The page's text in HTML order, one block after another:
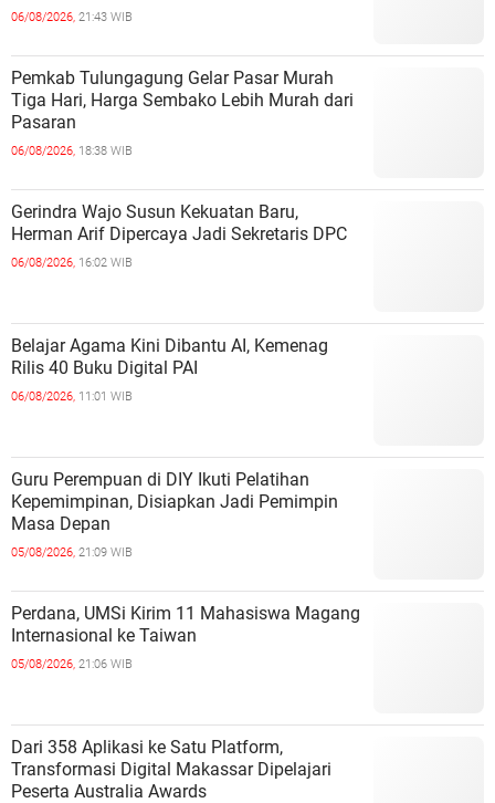
06/08/2026, 21:43 WIB
Pemkab Tulungagung Gelar Pasar Murah
Tiga Hari, Harga Sembako Lebih Murah dari
Pasaran
06/08/2026, 18:38 WIB
Gerindra Wajo Susun Kekuatan Baru,
Herman Arif Dipercaya Jadi Sekretaris DPC
06/08/2026, 16:02 WIB
Belajar Agama Kini Dibantu AI, Kemenag
Rilis 40 Buku Digital PAI
06/08/2026, 11:01 WIB
Guru Perempuan di DIY Ikuti Pelatihan
Kepemimpinan, Disiapkan Jadi Pemimpin
Masa Depan
05/08/2026, 21:09 WIB
Perdana, UMSi Kirim 11 Mahasiswa Magang
Internasional ke Taiwan
05/08/2026, 21:06 WIB
Dari 358 Aplikasi ke Satu Platform,
Transformasi Digital Makassar Dipelajari
Peserta Australia Awards